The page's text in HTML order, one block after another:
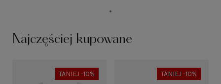
Najczęściej kupowane
TANIEJ -10% TANIEJ -10%